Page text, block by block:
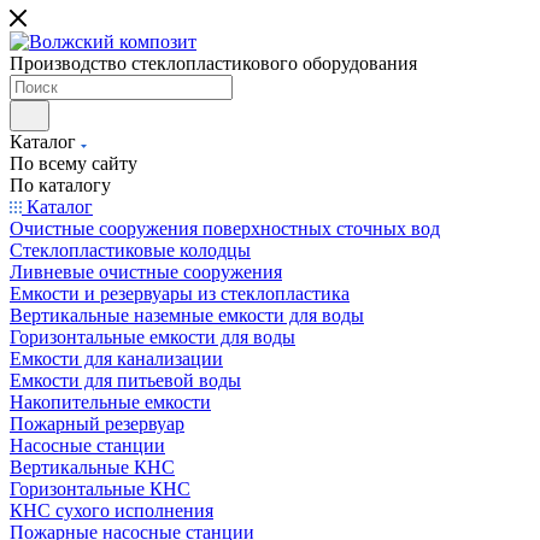
Производство стеклопластикового оборудования
Каталог
По всему сайту
По каталогу
Каталог
Очистные сооружения поверхностных сточных вод
Стеклопластиковые колодцы
Ливневые очистные сооружения
Емкости и резервуары из стеклопластика
Вертикальные наземные емкости для воды
Горизонтальные емкости для воды
Емкости для канализации
Емкости для питьевой воды
Накопительные емкости
Пожарный резервуар
Насосные станции
Вертикальные КНС
Горизонтальные КНС
КНС сухого исполнения
Пожарные насосные станции